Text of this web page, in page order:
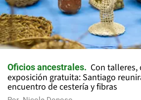
Oficios ancestrales
Con talleres,
exposición gratuita: Santiago
encuentro de cestería y fibras